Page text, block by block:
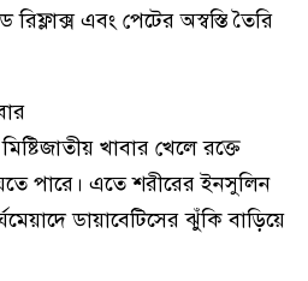
রিফ্লাক্স এবং পেটের অস্বস্তি তৈরি
খাবার খেলে রক্তে
পারে। এতে শরীরের ইনসুলিন
ডায়াবেটিসের ঝুঁকি বাড়িয়ে